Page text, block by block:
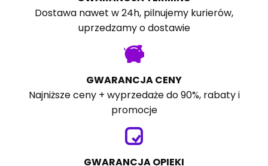
Dostawa nawet w 24h, pilnujemy kurierów,
uprzedzamy o dostawie
GWARANCJA CENY
Najniższe ceny + wyprzedaże do 90%, rabaty i
promocje
GWARANCJA OPIEKI